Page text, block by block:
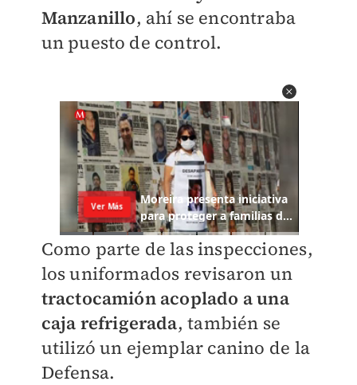
Manzanillo, ahí se encontraba
un puesto de control.
Como parte de las inspecciones,
los uniformados revisaron un
tractocamión acoplado a una
caja refrigerada, también se
utilizó un ejemplar canino de la
Defensa.